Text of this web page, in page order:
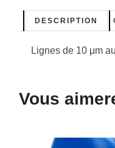
DESCRIPTION
Lignes de 10 μm
Vous